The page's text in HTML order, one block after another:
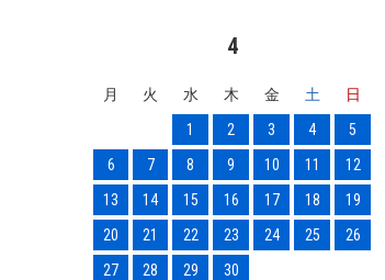
4
月 火 水 木 金 土
日
1
2 3 4
5
6
7 8 9 10 11
12
13
14 15 16 17 18
19
20
21 22 23 24 25
26
27
28 29 30